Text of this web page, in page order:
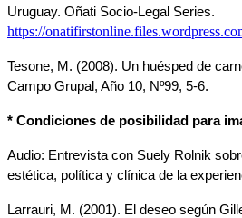
Uruguay. Oñati Socio-Legal Series.
https://
Tesone, M. (2008). Un huésped de
Campo Grupal, Año 10, Nº99, 5-6.
* Condiciones de posibilidad para
Audio: Entrevista con Suely Rolnik
estética, política y clínica de la
Larrauri, M. (2001). El deseo según